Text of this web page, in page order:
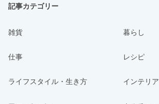
記事カテゴリー
雑貨 暮らし
仕事 レシピ
ライフスタイル・生き方 インテリア